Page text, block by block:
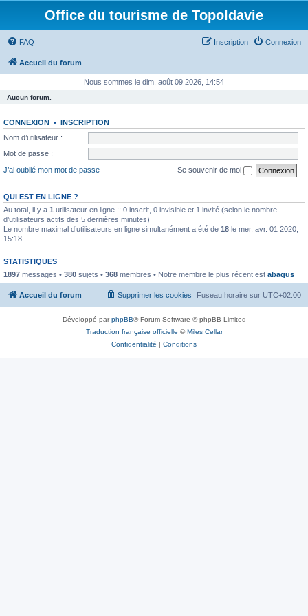
Office du tourisme de Topoldavie
FAQ Connexion
Inscription
Accueil du forum
Nous sommes le dim. août 09 2026, 14:54
Aucun forum.
CONNEXION • INSCRIPTION
Nom d’utilisateur :
Mot de passe :
J’ai oublié mon mot de passe
Se souvenir de moi
QUI EST EN LIGNE ?
Au total, il y a 1 utilisateur en ligne :: 0 inscrit, 0 invisible et 1 invité (selon le nombre
d’utilisateurs actifs des 5 dernières minutes)
Le nombre maximal d’utilisateurs en ligne simultanément a été de 18 le mer. avr. 01 2020,
15:18
STATISTIQUES
1897 messages • 380 sujets • 368 membres • Notre membre le plus récent est abaqus
Accueil du forum Fuseau horaire sur UTC+02:00
Supprimer les cookies
Développé parphpBB® Forum Software © phpBB Limited
Traduction française officielle ©Miles Cellar
Confidentialité | Conditions